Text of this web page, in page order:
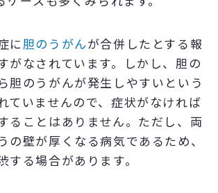
に胆のうがんが合併したとする報
がなされています。しかし、胆の
胆のうがんが発生しやすいという
ていませんので、症状がなければ
ることはありません。ただし、両
の壁が厚くなる病気であるため、
する場合があります。